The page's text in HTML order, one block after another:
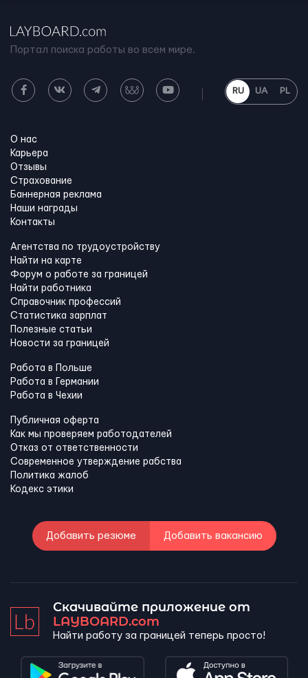
Портал поиска работы во всем мире.
RU UA PL
О нас
Карьера
Отзывы
Страхование
Баннерная реклама
Наши награды
Контакты
Агентства по трудоустройству
Найти на карте
Форум о работе за границей
Найти работника
Справочник профессий
Статистика зарплат
Полезные статьи
Новости за границей
Работа в Польше
Работа в Германии
Работа в Чехии
Публичная оферта
Как мы проверяем работодателей
Отказ от ответственности
Современное утверждение рабства
Политика жалоб
Кодекс этики
Добавить резюме Добавить вакансию
Скачивайте приложение от
LAYBOARD.com
Найти работу за границей теперь просто!